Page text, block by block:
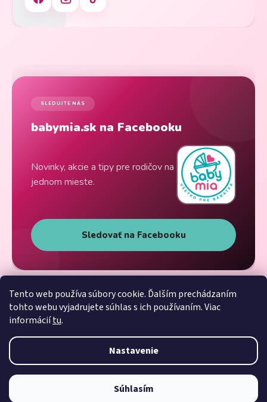
Tento web používa súbory cookie. Ďalším prechádzaním
tohto webu vyjadrujete súhlas s ich používaním. Viac
informáciítu.
Nastavenie
Súhlasím
SLEDUJTE NÁS
babymia.sk na Facebooku
Novinky, akcie a tipy pre rodičov na
jednom mieste.
Sledovať na Facebooku
Vytvoril Shoptet